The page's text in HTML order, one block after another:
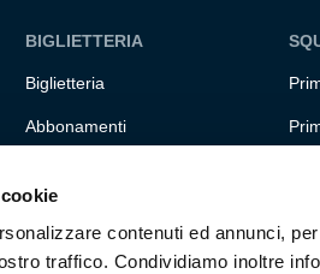
contenuti ed annunci,
traffico. Condividiamo inoltre
BIGLIETTERIA
Biglietteria
Abbonamenti
Hospitality